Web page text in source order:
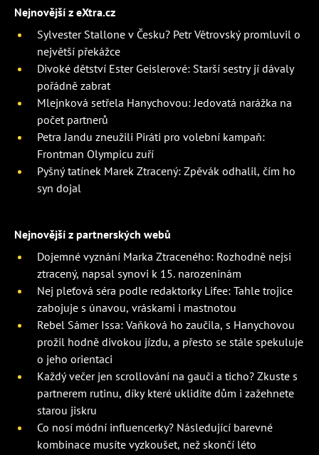
Nejnovější z eXtra.cz
Sylvester Stallone v Česku? Petr Větrovský promluvil o
největší překážce
Divoké dětství Ester Geislerové: Starší sestry jí dávaly
pořádně zabrat
Mlejnková setřela Hanychovou: Jedovatá narážka na
počet partnerů
Petra Jandu zneužili Piráti pro volební kampaň:
Frontman Olympicu zuří
Pyšný tatínek Marek Ztracený: Zpěvák odhalil, čím ho
syn dojal
Nejnovější z partnerských webů
Dojemné vyznání Marka Ztraceného: Rozhodně nejsi
ztracený, napsal synovi k 15. narozeninám
Nej pleťová séra podle redaktorky Lifee: Tahle trojice
zabojuje s únavou, vráskami i mastnotou
Rebel Sámer Issa: Vaňková ho zaučila, s Hanychovou
prožil hodně divokou jízdu, a přesto se stále spekuluje
o jeho orientaci
Každý večer jen scrollování na gauči a ticho? Zkuste s
partnerem rutinu, díky které uklidíte dům i zažehnete
starou jiskru
Co nosí módní influencerky? Následující barevné
kombinace musíte vyzkoušet, než skončí léto